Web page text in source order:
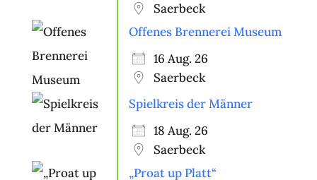
Saerbeck
Offenes Brennerei Museum
16 Aug. 26
Saerbeck
Spielkreis der Männer
18 Aug. 26
Saerbeck
„Proat up Platt“